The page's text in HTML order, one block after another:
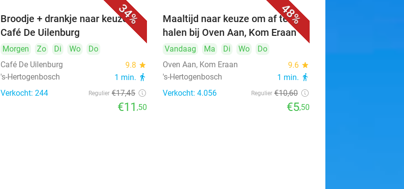
34%
Broodje + drankje naar keuze bij
Café De Uilenburg
Morgen Zo Di Wo
Do
Café De Uilenburg
9.8 star
's-Hertogenbosch 1 min. directions_walk
Verkocht: 244 Regulier €17,45
€11,50
48%
Maaltijd naar keuze om af te
halen bij Oven Aan, Kom Eraan
Vandaag Ma Di Wo
Do
Oven Aan, Kom Eraan
9.6 star
's-Hertogenbosch 1 min. directions_walk
Verkocht: 4.056 Regulier €10,60
€5,50